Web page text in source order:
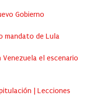
Gobierno
mandato de Lula
el escenario
| Lecciones